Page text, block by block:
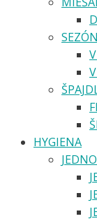
HYGIENA